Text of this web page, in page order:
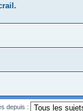
depuis :